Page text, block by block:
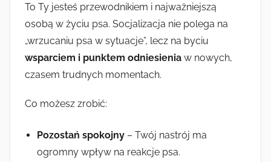
To Ty jesteś przewodnikiem i najważniejszą
osobą w życiu psa. Socjalizacja nie polega na
„wrzucaniu psa w sytuacje”, lecz na byciu
wsparciem i punktem odniesienia w nowych,
czasem trudnych momentach.
Co możesz zrobić:
Pozostań spokojny – Twój nastrój ma
ogromny wpływ na reakcje psa.